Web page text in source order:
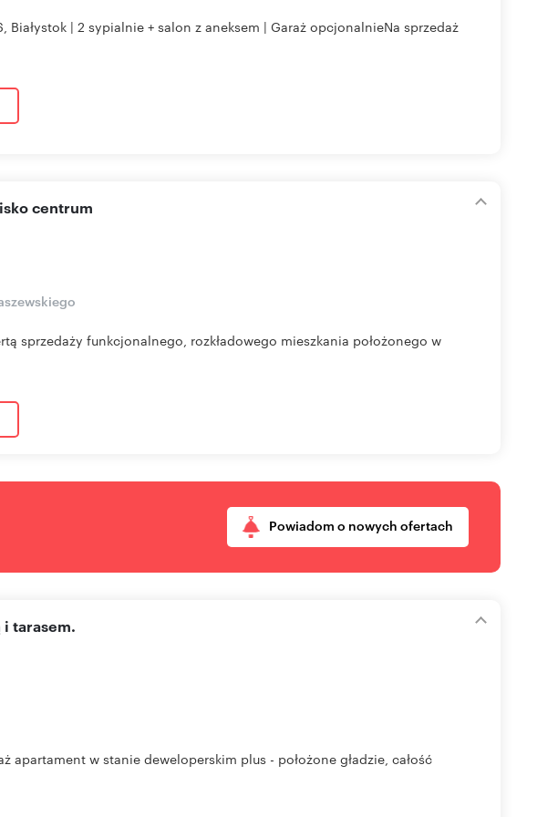
Białystok | 2 sypialnie + salon z aneksem | Garaż opcjonalnieNa sprzedaż
centrum
sprzedaży funkcjonalnego, rozkładowego mieszkania położonego w
Powiadom o nowych ofertach
i tarasem.
apartament w stanie deweloperskim plus - położone gładzie, całość